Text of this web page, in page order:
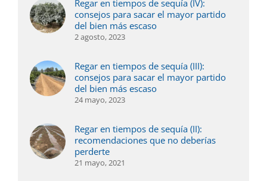
Regar en tiempos de sequía (IV):
consejos para sacar el mayor partido
del bien más escaso
2 agosto, 2023
Regar en tiempos de sequía (III):
consejos para sacar el mayor partido
del bien más escaso
24 mayo, 2023
Regar en tiempos de sequía (II):
recomendaciones que no deberías
perderte
21 mayo, 2021